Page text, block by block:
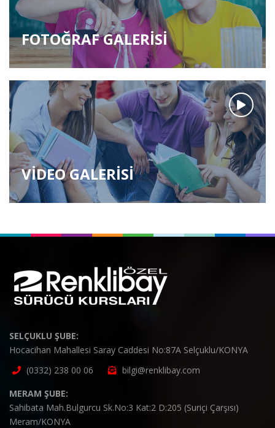
FOTOĞRAF GALERİSİ
VİDEO GALERİSİ
SELÇUKLU ŞUBE:
Hocacihan Mahallesi Saray Caddesi No:87A Selçuklu/KONYA
(0332) 238 00 06
bilgi@renklibay.com
MERAM ŞUBE:
Sahibata Mah.Bulgurcu Sk.No:3 Kat:2 D:205 (Suriçi Çarşısı)
Meram/KONYA